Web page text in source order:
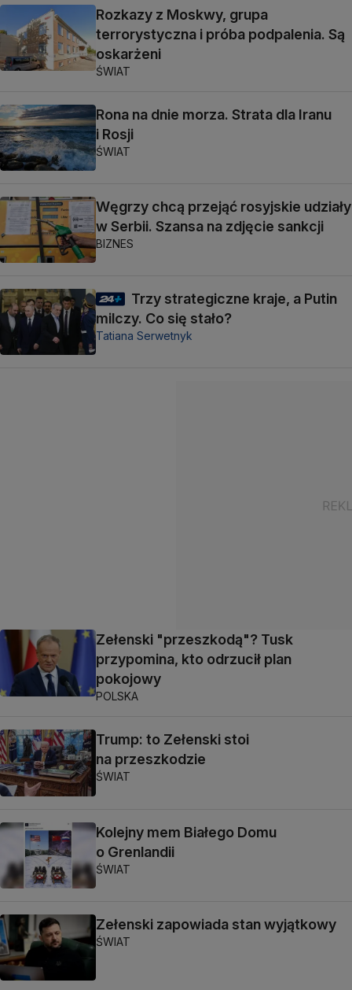
Rozkazy z Moskwy, grupa
terrorystyczna i próba podpalenia. Są
oskarżeni
ŚWIAT
Rona na dnie morza. Strata dla Iranu
i Rosji
ŚWIAT
Węgrzy chcą przejąć rosyjskie udziały
w Serbii. Szansa na zdjęcie sankcji
BIZNES
Trzy strategiczne kraje, a Putin
milczy. Co się stało?
Tatiana Serwetnyk
Zełenski "przeszkodą"? Tusk
przypomina, kto odrzucił plan
pokojowy
POLSKA
Trump: to Zełenski stoi
na przeszkodzie
ŚWIAT
Kolejny mem Białego Domu
o Grenlandii
ŚWIAT
Zełenski zapowiada stan wyjątkowy
ŚWIAT